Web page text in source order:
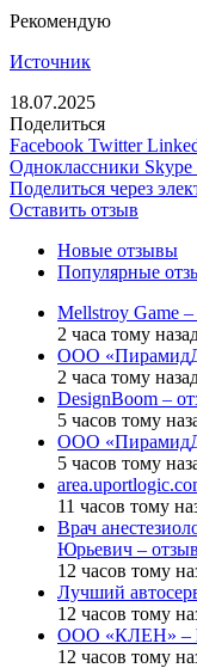
Рекомендую
Источник
18.07.2025
Поделиться
Facebook Twitter
Одноклассники Skype
Поделиться через
Оставить отзыв
Новые отзывы
Популярные
Mellstroy Game
2 часа тому
ООО
2 часа тому
DesignBoom –
5 часов тому
ООО
5 часов тому
11 часов тому
Врач
Юрьевич –
12 часов тому
Лучший
12 часов тому
ООО «КЛЕН» –
12 часов тому